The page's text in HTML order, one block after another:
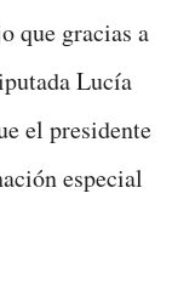
que gracias a
Lucía
el presidente
especial